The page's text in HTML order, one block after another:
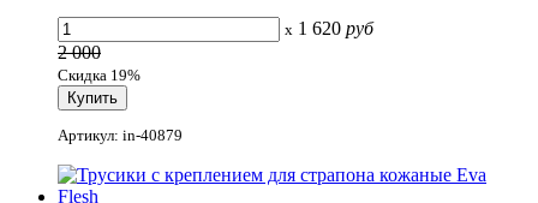
x 1 620 руб
2 000
Скидка 19%
Артикул: in-40879